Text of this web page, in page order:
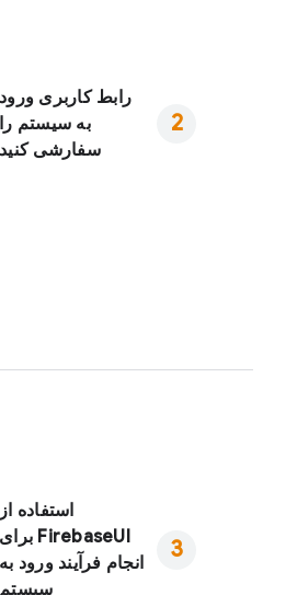
رابط کاربری ورود
به سیستم را
سفارشی کنید
استفاده از
FirebaseUIبرای
انجام فرآیند ورود به
سیستم